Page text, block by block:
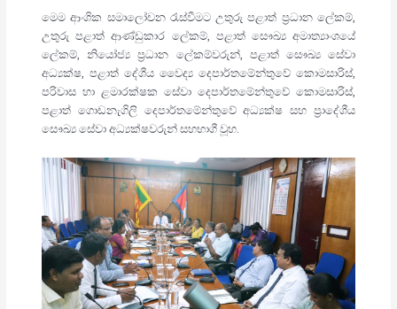
මෙම ආංශික සමාලෝචන රැස්වීමට උතුරු පළාත් ප්‍රධාන ලේකම්,
උතුරු පළාත් ආණ්ඩුකාර ලේකම්, පළාත් සෞඛ්‍ය අමාත්‍යාංශයේ
ලේකම්, නියෝජ්‍ය ප්‍රධාන ලේකම්වරුන්, පළාත් සෞඛ්‍ය සේවා
අධ්‍යක්ෂ, පළාත් දේශීය වෛද්‍ය දෙපාර්තමේන්තුවේ කොමසාරිස්,
පරිවාස හා ළමාරක්ෂක සේවා දෙපාර්තමේන්තුවේ කොමසාරිස්,
පළාත් ගොඩනැගිලි දෙපාර්තමේන්තුවේ අධ්‍යක්ෂ සහ ප්‍රාදේශීය
සෞඛ්‍ය සේවා අධ්‍යක්ෂවරුන් සහභාගී වූහ.